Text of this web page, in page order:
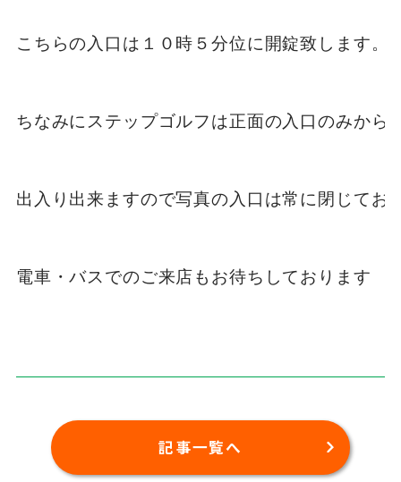
こちらの入口は１０時５分位に開錠致します。
ちなみにステップゴルフは正面の入口のみから
出入り出来ますので写真の入口は常に閉じてお
電車・バスでのご来店もお待ちしております
記事一覧へ